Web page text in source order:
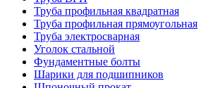
Труба профильная квадратная
Труба профильная прямоугольная
Труба электросварная
Уголок стальной
Фундаментные болты
Шарики для подшипников